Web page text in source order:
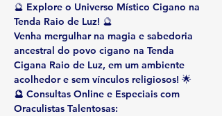
🔮 Explore o Universo Místico Cigano na
Tenda Raio de Luz! 🔮
Venha mergulhar na magia e sabedoria
ancestral do povo cigano na Tenda
Cigana Raio de Luz, em um ambiente
acolhedor e sem vínculos religiosos! 🌟
🔮 Consultas Online e Especiais com
Oraculistas Talentosas: